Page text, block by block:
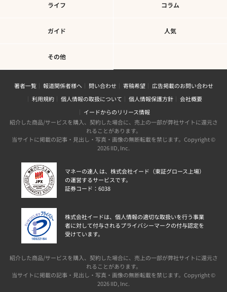
ライフ コラム
ガイド 人気
その他
著者一覧 報道関係者様へ 問い合わせ 寄稿希望
広告掲載のお問い合わせ
利用規約
個人情報の取扱について 個人情報保護方針
会社概要
イードからのリリース情報
紹介した商品/サービスを購入、契約した場合に、売上の一部が弊社サイトに還元さ
れることがあります。
当サイトに掲載の記事・見出し・写真・画像の無断転載を禁じます。Copyright ©
2026 IID, Inc.
マネーの達人 は、株式会社イード（東証グロース上場）
の運営するサービスです。
証券コード：6038
株式会社イードは、個人情報の適切な取扱いを行う事業
者に対して付与されるプライバシーマークの付与認定を
受けています。
紹介した商品/サービスを購入、契約した場合に、売上の一部が弊社サイトに還元さ
れることがあります。
当サイトに掲載の記事・見出し・写真・画像の無断転載を禁じます。Copyright ©
2026 IID, Inc.